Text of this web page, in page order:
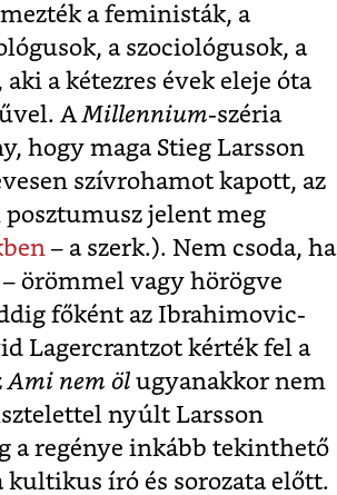
a feministák, a
a szociológusok, a
a kétezres évek eleje óta
A Millennium-széria
hogy maga Stieg Larsson
szívrohamot kapott, az
posztumusz jelent meg
– a szerk.). Nem csoda, ha
örömmel vagy hörögve
főként az Ibrahimovic-
Lagercrantzot kérték fel a
Ami nem öl ugyanakkor nem
nyúlt Larsson
a regénye inkább tekinthető
író és sorozata előtt.